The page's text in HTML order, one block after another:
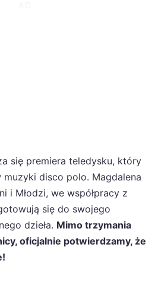
się premiera teledysku, który
disco polo. Magdalena
i Młodzi, we współpracy z
się do swojego
dzieła. Mimo trzymania
oficjalnie potwierdzamy, że